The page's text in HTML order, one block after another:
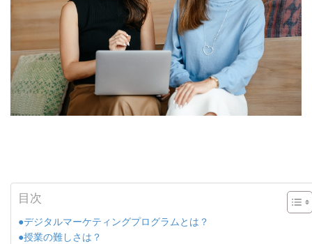
目次
●デジタルマーケティングプログラムとは？
●授業の難しさは？